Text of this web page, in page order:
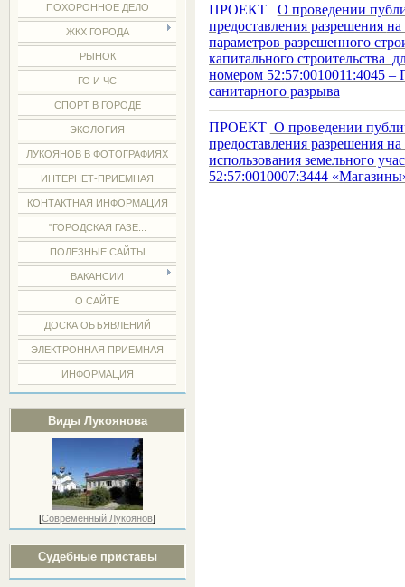
ПОХОРОННОЕ ДЕЛО
ЖКХ ГОРОДА
РЫНОК
ГО И ЧС
СПОРТ В ГОРОДЕ
ЭКОЛОГИЯ
ЛУКОЯНОВ В ФОТОГРАФИЯХ
ИНТЕРНЕТ-ПРИЕМНАЯ
КОНТАКТНАЯ ИНФОРМАЦИЯ
"ГОРОДСКАЯ ГАЗЕ...
ПОЛЕЗНЫЕ САЙТЫ
ВАКАНСИИ
О САЙТЕ
ДОСКА ОБЪЯВЛЕНИЙ
ЭЛЕКТРОННАЯ ПРИЕМНАЯ
ИНФОРМАЦИЯ
Виды Лукоянова
[Современный Лукоянов]
Судебные приставы
ПРОЕКТ О проведении
предоставления разрешения на
параметров разрешенного
капитального строительства
номером 52:57:0010011:4045
санитарного разрыва
ПРОЕКТ О проведении
предоставления разрешения
использования земельного
52:57:0010007:3444